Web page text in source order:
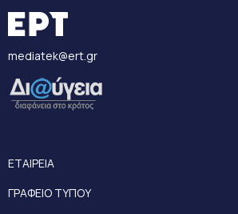
mediatek@ert.gr
ΕΤΑΙΡΕΙΑ
ΓΡΑΦΕΙΟ ΤΥΠΟΥ